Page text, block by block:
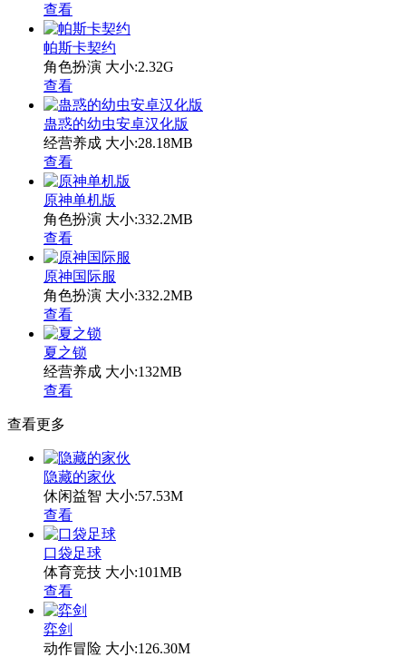
查看
帕斯卡契约
角色扮演 大小:2.32G
查看
蛊惑的幼虫安卓汉化版
经营养成 大小:28.18MB
查看
原神单机版
角色扮演 大小:332.2MB
查看
原神国际服
角色扮演 大小:332.2MB
查看
夏之锁
经营养成 大小:132MB
查看
查看更多
隐藏的家伙
休闲益智 大小:57.53M
查看
口袋足球
体育竞技 大小:101MB
查看
弈剑
动作冒险 大小:126.30M